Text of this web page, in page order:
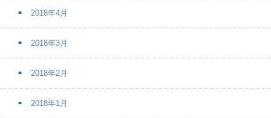
2018年4月
2018年3月
2018年2月
2018年1月